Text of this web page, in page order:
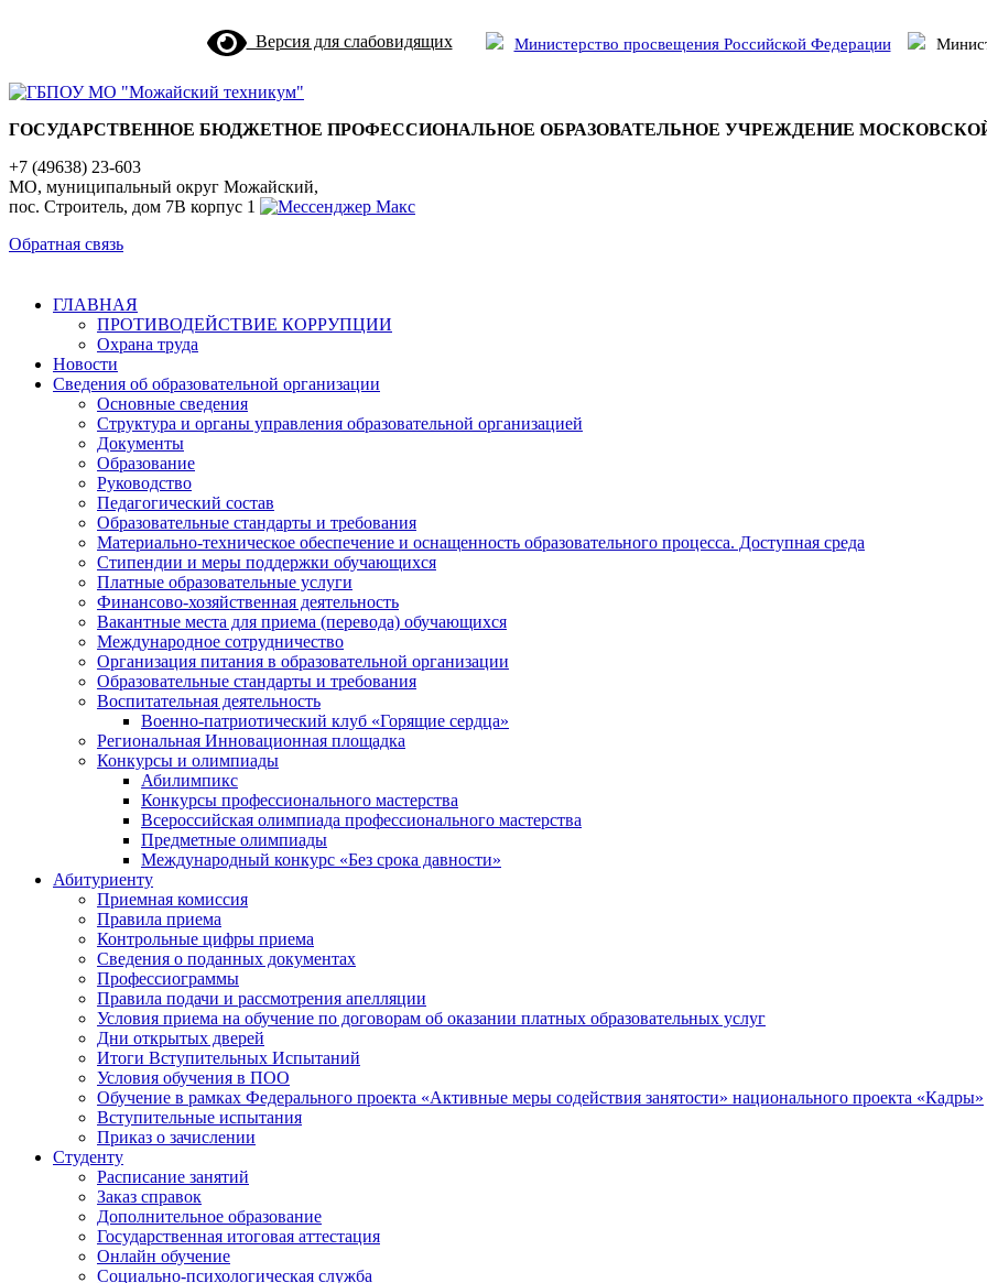
Версия для слабовидящих Министерство просвещения Российской Федерации
ГОСУДАРСТВЕННОЕ БЮДЖЕТНОЕ ПРОФЕССИОНАЛЬНОЕ ОБРАЗОВАТЕЛЬНОЕ УЧРЕЖДЕНИЕ
+7 (49638) 23-603
МО, муниципальный округ Можайский,
пос. Строитель, дом 7В корпус 1
Обратная связь
ГЛАВНАЯ
ПРОТИВОДЕЙСТВИЕ КОРРУПЦИИ
Охрана труда
Новости
Сведения об образовательной организации
Основные сведения
Структура и органы управления образовательной организацией
Документы
Образование
Руководство
Педагогический состав
Образовательные стандарты и требования
Материально-техническое обеспечение и оснащенность образовательного процесса. Доступная среда
Стипендии и меры поддержки обучающихся
Платные образовательные услуги
Финансово-хозяйственная деятельность
Вакантные места для приема (перевода) обучающихся
Международное сотрудничество
Организация питания в образовательной организации
Образовательные стандарты и требования
Воспитательная деятельность
Военно-патриотический клуб «Горящие сердца»
Региональная Инновационная площадка
Конкурсы и олимпиады
Абилимпикс
Конкурсы профессионального мастерства
Всероссийская олимпиада профессионального мастерства
Предметные олимпиады
Международный конкурс «Без срока давности»
Абитуриенту
Приемная комиссия
Правила приема
Контрольные цифры приема
Сведения о поданных документах
Профессиограммы
Правила подачи и рассмотрения апелляции
Условия приема на обучение по договорам об оказании платных образовательных услуг
Дни открытых дверей
Итоги Вступительных Испытаний
Условия обучения в ПОО
Обучение в рамках Федерального проекта «Активные меры содействия занятости» национального проекта «Кадры»
Вступительные испытания
Приказ о зачислении
Студенту
Расписание занятий
Заказ справок
Дополнительное образование
Государственная итоговая аттестация
Онлайн обучение
Социально-психологическая служба